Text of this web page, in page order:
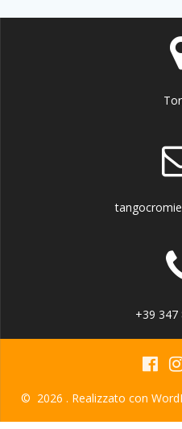
+39 347
© 2026 . Realizzato con